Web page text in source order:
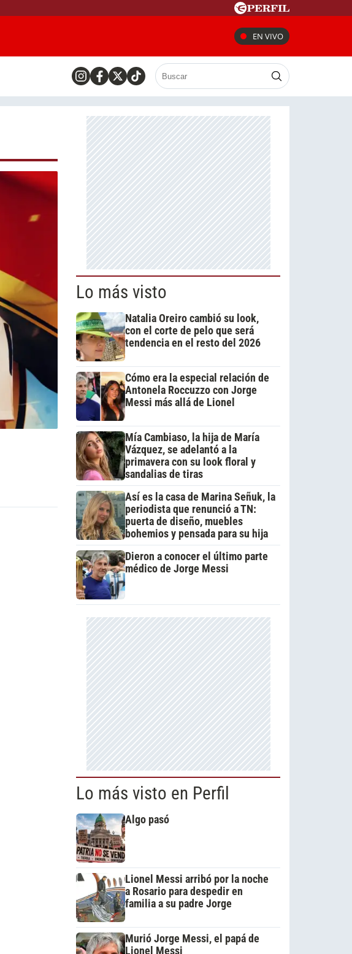
EN VIVO
Lo más visto
Natalia Oreiro cambió su look,
con el corte de pelo que será
tendencia en el resto del 2026
Cómo era la especial relación de
Antonela Roccuzzo con Jorge
Messi más allá de Lionel
Mía Cambiaso, la hija de María
Vázquez, se adelantó a la
primavera con su look floral y
sandalias de tiras
Así es la casa de Marina Señuk, la
periodista que renunció a TN:
puerta de diseño, muebles
bohemios y pensada para su hija
Dieron a conocer el último parte
médico de Jorge Messi
Lo más visto en Perfil
Algo pasó
Lionel Messi arribó por la noche
a Rosario para despedir en
familia a su padre Jorge
Murió Jorge Messi, el papá de
Lionel Messi